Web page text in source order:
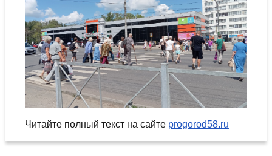
Читайте полный текст на сайте progorod58.ru